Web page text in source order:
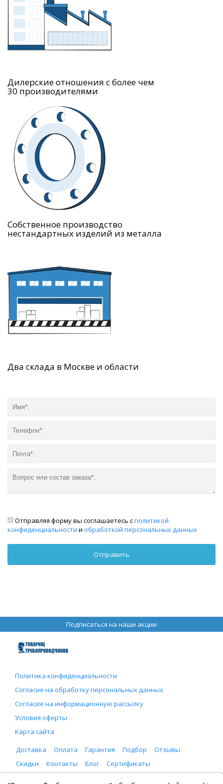
Дилерские отношения с более чем
30 производителями
Собственное производство
нестандартных изделий из металла
Два склада в Москве и области
Отправляя форму вы соглашаетесь сполитикой
конфиденциальности и обработкой персональных данных
Подписаться на наши акции
Политика конфиденциальности
Согласие на обработку персональных данных
Согласие на информационную рассылку
Условия оферты
Карта сайта
Доставка
Оплата Гарантия Подбор
Отзывы
Скидки
Контакты Блог Сертификаты